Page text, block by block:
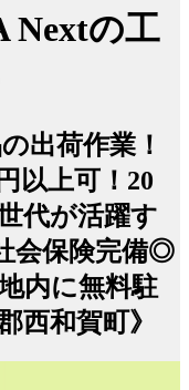
Nextの工
出荷作業！
以上可！20
代が活躍す
会保険完備◎
内に無料駐
西和賀町》